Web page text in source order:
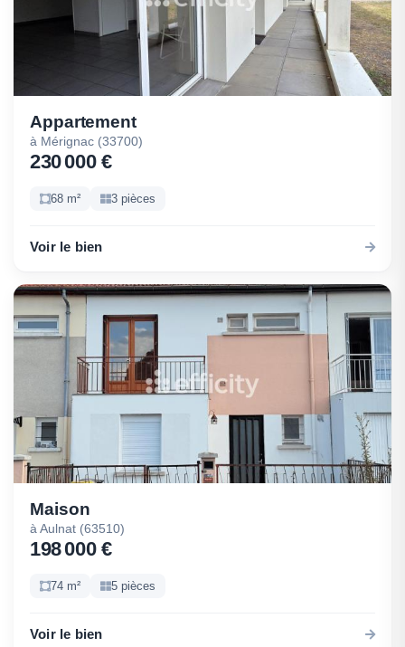
Appartement
à Mérignac (33700)
230 000 €
68 m² 3 pièces
Voir le bien
Maison
à Aulnat (63510)
198 000 €
74 m² 5 pièces
Voir le bien